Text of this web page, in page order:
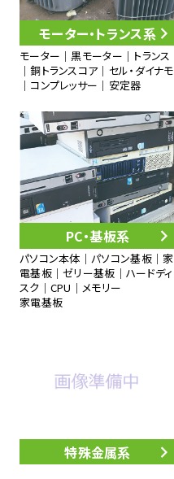
モーター・トランス系
モーター｜黒モーター｜トランス
｜銅トランスコア｜セル・ダイナモ
｜コンプレッサー｜安定器
PC・基板系
パソコン本体｜パソコン基板｜家
電基板｜ゼリー基板｜ハードディ
スク｜CPU｜メモリー
家電基板
特殊金属系